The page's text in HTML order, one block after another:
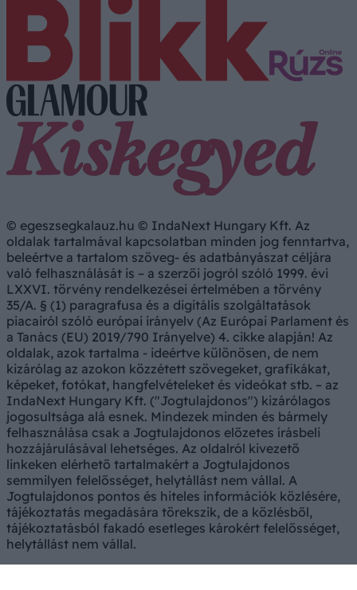
© egeszsegkalauz.hu © IndaNext Hungary Kft. Az
oldalak tartalmával kapcsolatban minden jog fenntartva,
beleértve a tartalom szöveg- és adatbányászat céljára
való felhasználását is – a szerzői jogról szóló 1999. évi
LXXVI. törvény rendelkezései értelmében a törvény
35/A. § (1) paragrafusa és a digitális szolgáltatások
piacairól szóló európai irányelv (Az Európai Parlament és
a Tanács (EU) 2019/790 Irányelve) 4. cikke alapján! Az
oldalak, azok tartalma - ideértve különösen, de nem
kizárólag az azokon közzétett szövegeket, grafikákat,
képeket, fotókat, hangfelvételeket és videókat stb. – az
IndaNext Hungary Kft. ("Jogtulajdonos") kizárólagos
jogosultsága alá esnek. Mindezek minden és bármely
felhasználása csak a Jogtulajdonos előzetes írásbeli
hozzájárulásával lehetséges. Az oldalról kivezető
linkeken elérhető tartalmakért a Jogtulajdonos
semmilyen felelősséget, helytállást nem vállal. A
Jogtulajdonos pontos és hiteles információk közlésére,
tájékoztatás megadására törekszik, de a közlésből,
tájékoztatásból fakadó esetleges károkért felelősséget,
helytállást nem vállal.